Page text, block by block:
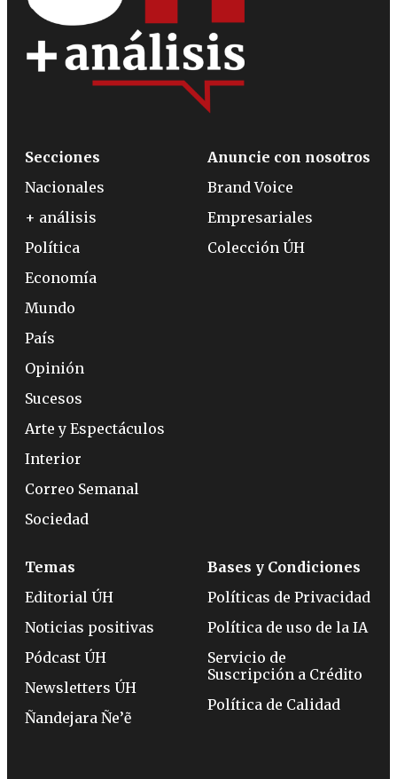
Secciones
Nacionales
+ análisis
Política
Economía
Mundo
País
Opinión
Sucesos
Arte y Espectáculos
Interior
Correo Semanal
Sociedad
Anuncie con nosotros
Brand Voice
Empresariales
Colección ÚH
Temas
Editorial ÚH
Noticias positivas
Pódcast ÚH
Newsletters ÚH
Ñandejara Ñe’ẽ
Bases y Condiciones
Políticas de Privacidad
Política de uso de la IA
Servicio de
Suscripción a Crédito
Política de Calidad